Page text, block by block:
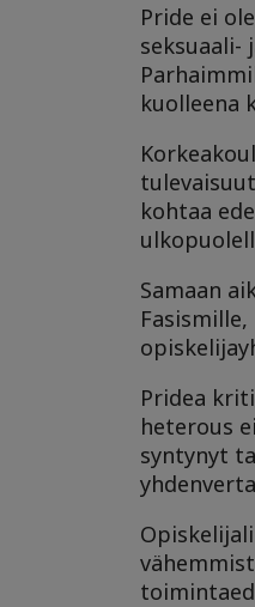
Pride ei
seksuaali-
kuolleena
kohtaa
Samaan
Pridea
heterous
syntynyt